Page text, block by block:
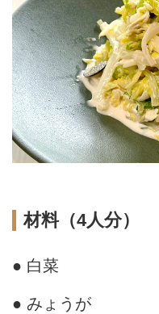
材料（4人分）
● 白菜
● みょうが